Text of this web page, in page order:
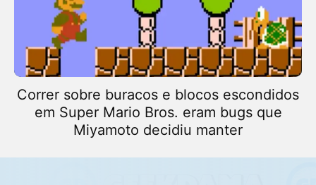
Correr sobre buracos e blocos escondidos
em Super Mario Bros. eram bugs que
Miyamoto decidiu manter